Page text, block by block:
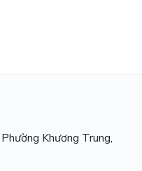
Khương Trung,